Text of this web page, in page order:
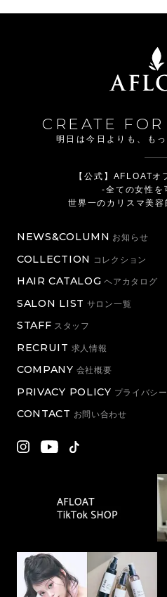
CREATE
明日は今日よりも、も
【公式】AFLOATオ
-全ての女性を
世界一のカリスマ美
NEWS&COLUMN お知らせ
COLLECTION コレクション
HAIR CATALOG ヘアカタログ
SALON LIST サロン一覧
STAFF スタッフ
RECRUIT 求人情報
COMPANY 会社概要
PRIVACY POLICY プライバシ
CONTACT お問い合わせ